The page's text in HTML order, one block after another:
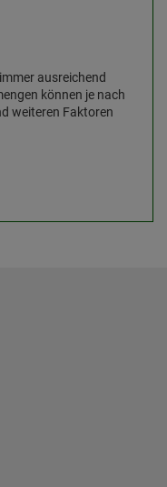
ausreichend
können je nach
weiteren Faktoren